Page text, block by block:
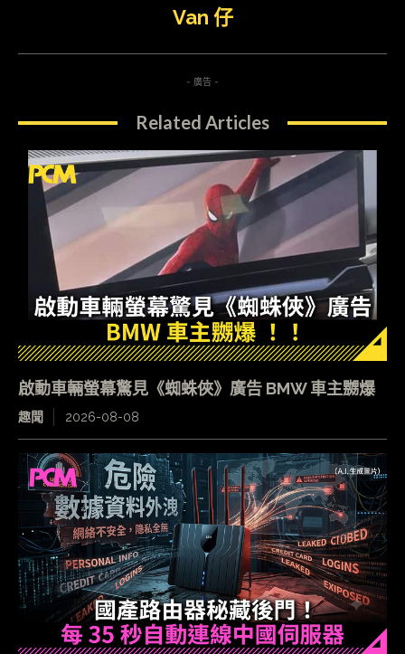
Van 仔
- 廣告 -
Related Articles
啟動車輛螢幕驚見《蜘蛛俠》廣告 BMW 車主嬲爆
趣聞 2026-08-08